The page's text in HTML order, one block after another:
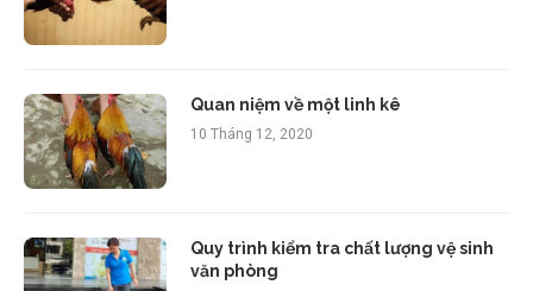
Quan niệm về một linh kê
10 Tháng 12, 2020
Quy trình kiểm tra chất lượng vệ sinh
văn phòng